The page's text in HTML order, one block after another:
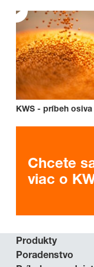
KWS - príbeh osiva
Chcete
viac o
Produkty
Poradenstvo